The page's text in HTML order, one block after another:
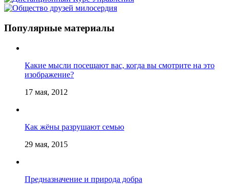
Популярные материалы
Какие мысли посещают вас, когда вы смотрите на это
изображение?
17 мая, 2012
Как жёны разрушают семью
29 мая, 2015
Предназначение и природа добра